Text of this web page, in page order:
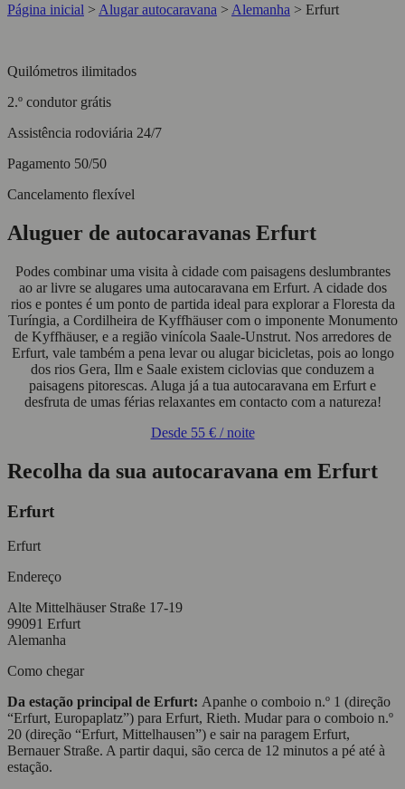
Página inicial > Alugar autocaravana > Alemanha > Erfurt
Quilómetros ilimitados
2.º condutor grátis
Assistência rodoviária 24/7
Pagamento 50/50
Cancelamento flexível
Aluguer de autocaravanas Erfurt
Podes combinar uma visita à cidade com paisagens deslumbrantes
ao ar livre se alugares uma autocaravana em Erfurt. A cidade dos
rios e pontes é um ponto de partida ideal para explorar a Floresta da
Turíngia, a Cordilheira de Kyffhäuser com o imponente Monumento
de Kyffhäuser, e a região vinícola Saale-Unstrut. Nos arredores de
Erfurt, vale também a pena levar ou alugar bicicletas, pois ao longo
dos rios Gera, Ilm e Saale existem ciclovias que conduzem a
paisagens pitorescas. Aluga já a tua autocaravana em Erfurt e
desfruta de umas férias relaxantes em contacto com a natureza!
Desde 55 €/ noite
Recolha da sua autocaravana em Erfurt
Erfurt
Erfurt
Endereço
Alte Mittelhäuser Straße 17-19
99091 Erfurt
Alemanha
Como chegar
Da estação principal de Erfurt: Apanhe o comboio n.º 1 (direção
“Erfurt, Europaplatz”) para Erfurt, Rieth. Mudar para o comboio n.º
20 (direção “Erfurt, Mittelhausen”) e sair na paragem Erfurt,
Bernauer Straße. A partir daqui, são cerca de 12 minutos a pé até à
estação.